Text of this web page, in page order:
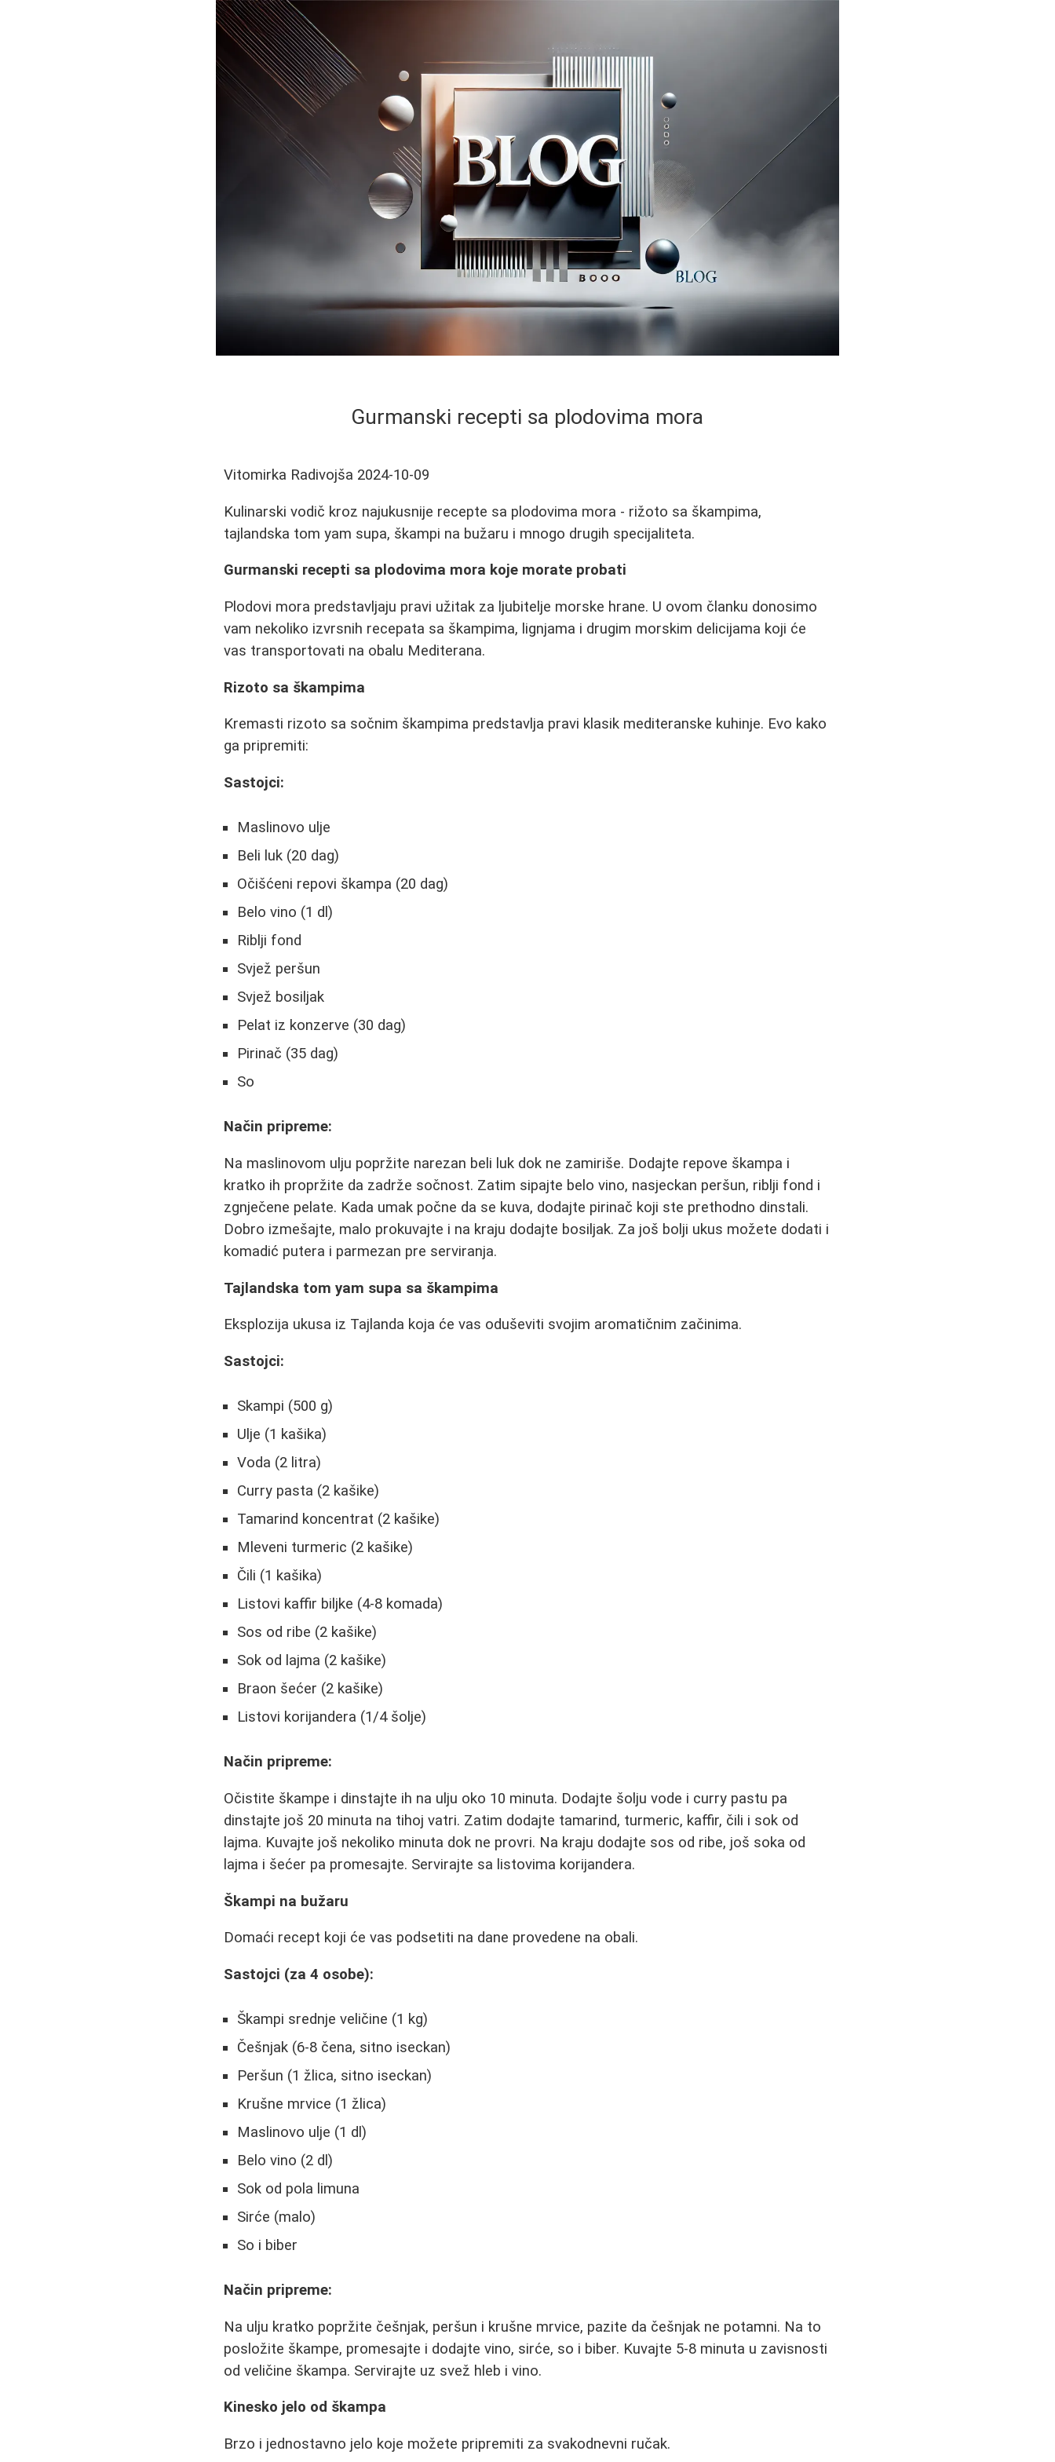
Gurmanski recepti sa plodovima mora
Vitomirka Radivojša 2024-10-09
Kulinarski vodič kroz najukusnije recepte sa plodovima mora - rižoto sa škampima,
tajlandska tom yam supa, škampi na bužaru i mnogo drugih specijaliteta.
Gurmanski recepti sa plodovima mora koje morate probati
Plodovi mora predstavljaju pravi užitak za ljubitelje morske hrane. U ovom članku donosimo
vam nekoliko izvrsnih recepata sa škampima, lignjama i drugim morskim delicijama koji će
vas transportovati na obalu Mediterana.
Rizoto sa škampima
Kremasti rizoto sa sočnim škampima predstavlja pravi klasik mediteranske kuhinje. Evo kako
ga pripremiti:
Sastojci:
Maslinovo ulje
Beli luk (20 dag)
Očišćeni repovi škampa (20 dag)
Belo vino (1 dl)
Riblji fond
Svjež peršun
Svjež bosiljak
Pelat iz konzerve (30 dag)
Pirinač (35 dag)
So
Način pripreme:
Na maslinovom ulju popržite narezan beli luk dok ne zamiriše. Dodajte repove škampa i
kratko ih propržite da zadrže sočnost. Zatim sipajte belo vino, nasjeckan peršun, riblji fond i
zgnječene pelate. Kada umak počne da se kuva, dodajte pirinač koji ste prethodno dinstali.
Dobro izmešajte, malo prokuvajte i na kraju dodajte bosiljak. Za još bolji ukus možete dodati i
komadić putera i parmezan pre serviranja.
Tajlandska tom yam supa sa škampima
Eksplozija ukusa iz Tajlanda koja će vas oduševiti svojim aromatičnim začinima.
Sastojci:
Skampi (500 g)
Ulje (1 kašika)
Voda (2 litra)
Curry pasta (2 kašike)
Tamarind koncentrat (2 kašike)
Mleveni turmeric (2 kašike)
Čili (1 kašika)
Listovi kaffir biljke (4-8 komada)
Sos od ribe (2 kašike)
Sok od lajma (2 kašike)
Braon šećer (2 kašike)
Listovi korijandera (1/4 šolje)
Način pripreme:
Očistite škampe i dinstajte ih na ulju oko 10 minuta. Dodajte šolju vode i curry pastu pa
dinstajte još 20 minuta na tihoj vatri. Zatim dodajte tamarind, turmeric, kaffir, čili i sok od
lajma. Kuvajte još nekoliko minuta dok ne provri. Na kraju dodajte sos od ribe, još soka od
lajma i šećer pa promesajte. Servirajte sa listovima korijandera.
Škampi na bužaru
Domaći recept koji će vas podsetiti na dane provedene na obali.
Sastojci (za 4 osobe):
Škampi srednje veličine (1 kg)
Češnjak (6-8 čena, sitno iseckan)
Peršun (1 žlica, sitno iseckan)
Krušne mrvice (1 žlica)
Maslinovo ulje (1 dl)
Belo vino (2 dl)
Sok od pola limuna
Sirće (malo)
So i biber
Način pripreme:
Na ulju kratko popržite češnjak, peršun i krušne mrvice, pazite da češnjak ne potamni. Na to
posložite škampe, promesajte i dodajte vino, sirće, so i biber. Kuvajte 5-8 minuta u zavisnosti
od veličine škampa. Servirajte uz svež hleb i vino.
Kinesko jelo od škampa
Brzo i jednostavno jelo koje možete pripremiti za svakodnevni ručak.